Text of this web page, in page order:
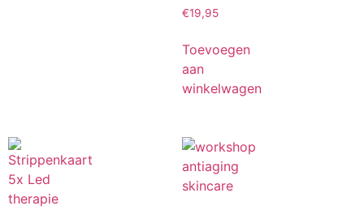
€19,95
Toevoegen
aan
winkelwagen